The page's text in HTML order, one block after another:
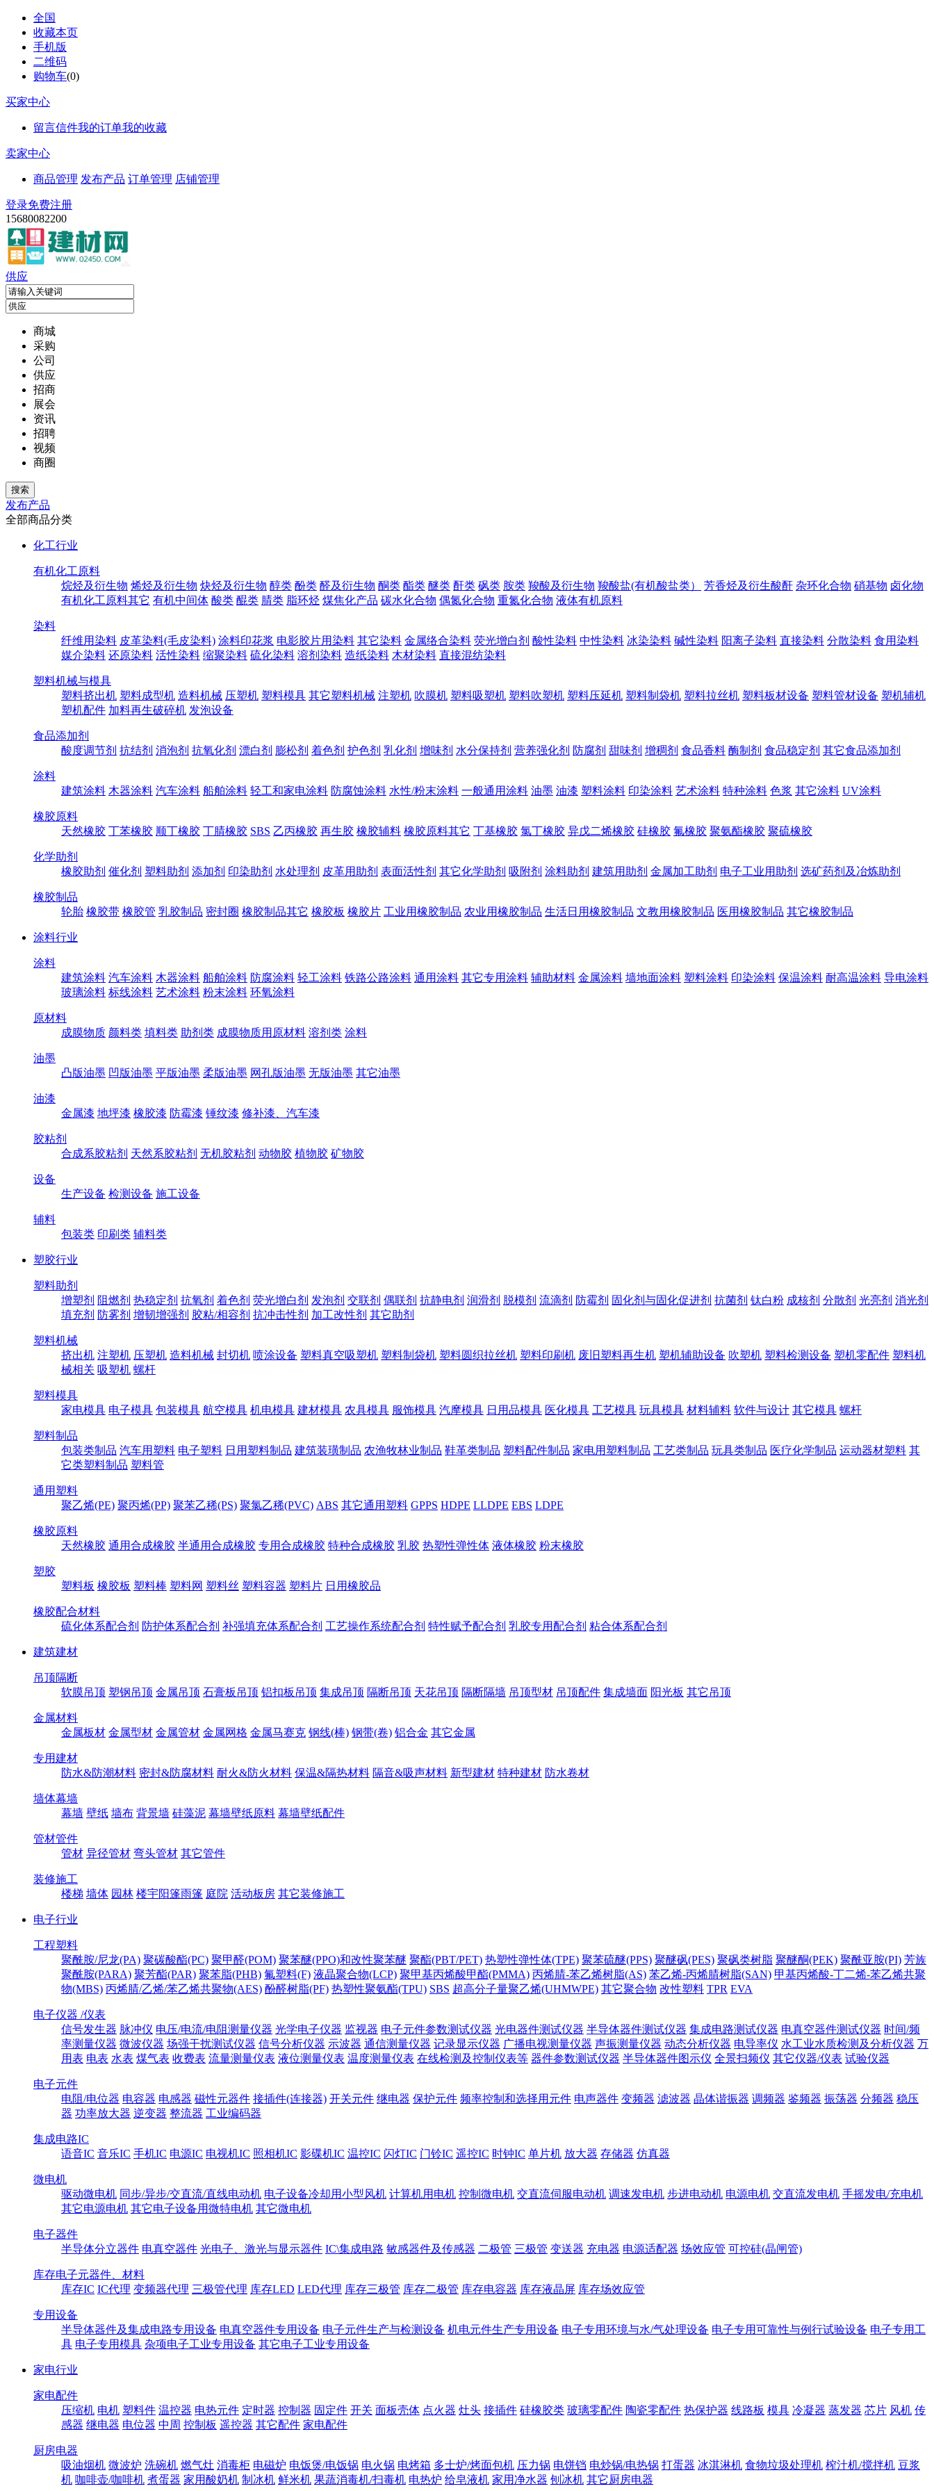
全国
收藏本页
手机版
二维码
购物车(0)
买家中心
留言信件我的订单我的收藏
卖家中心
商品管理 发布产品 订单管理 店铺管理
登录免费注册
15680082200
供应
商城
采购
公司
供应
招商
展会
资讯
招聘
视频
商圈
发布产品
全部商品分类
化工行业
有机化工原料
烷烃及衍生物 烯烃及衍生物 炔烃及衍生物 醇类 酚类 醛及衍生物 酮类 酯类 醚类 酐类 砜类 胺类 羧酸及衍生物 羧酸盐(有机酸盐类） 芳香烃及衍生酸酐 杂环化合物 硝基物 卤化物
有机化工原料其它 有机中间体 酸类 醌类 腈类 脂环烃 煤焦化产品 碳水化合物 偶氮化合物 重氮化合物 液体有机原料
染料
纤维用染料 皮革染料(毛皮染料) 涂料印花浆 电影胶片用染料 其它染料 金属络合染料 荧光增白剂 酸性染料 中性染料 冰染染料 碱性染料 阳离子染料 直接染料 分散染料 食用染料
媒介染料 还原染料 活性染料 缩聚染料 硫化染料 溶剂染料 造纸染料 木材染料 直接混纺染料
塑料机械与模具
塑料挤出机 塑料成型机 造料机械 压塑机 塑料模具 其它塑料机械 注塑机 吹膜机 塑料吸塑机 塑料吹塑机 塑料压延机 塑料制袋机 塑料拉丝机 塑料板材设备 塑料管材设备 塑机辅机
塑机配件 加料再生破碎机 发泡设备
食品添加剂
酸度调节剂 抗结剂 消泡剂 抗氧化剂 漂白剂 膨松剂 着色剂 护色剂 乳化剂 增味剂 水分保持剂 营养强化剂 防腐剂 甜味剂 增稠剂 食品香料 酶制剂 食品稳定剂 其它食品添加剂
涂料
建筑涂料 木器涂料 汽车涂料 船舶涂料 轻工和家电涂料 防腐蚀涂料 水性/粉末涂料 一般通用涂料 油墨 油漆 塑料涂料 印染涂料 艺术涂料 特种涂料 色浆 其它涂料 UV涂料
橡胶原料
天然橡胶 丁苯橡胶 顺丁橡胶 丁腈橡胶 SBS 乙丙橡胶 再生胶 橡胶辅料 橡胶原料其它 丁基橡胶 氯丁橡胶 异戊二烯橡胶 硅橡胶 氟橡胶 聚氨酯橡胶 聚硫橡胶
化学助剂
橡胶助剂 催化剂 塑料助剂 添加剂 印染助剂 水处理剂 皮革用助剂 表面活性剂 其它化学助剂 吸附剂 涂料助剂 建筑用助剂 金属加工助剂 电子工业用助剂 选矿药剂及冶炼助剂
橡胶制品
轮胎 橡胶带 橡胶管 乳胶制品 密封圈 橡胶制品其它 橡胶板 橡胶片 工业用橡胶制品 农业用橡胶制品 生活日用橡胶制品 文教用橡胶制品 医用橡胶制品 其它橡胶制品
涂料行业
涂料
建筑涂料 汽车涂料 木器涂料 船舶涂料 防腐涂料 轻工涂料 铁路公路涂料 通用涂料 其它专用涂料 辅助材料 金属涂料 墙地面涂料 塑料涂料 印染涂料 保温涂料 耐高温涂料 导电涂料
玻璃涂料 标线涂料 艺术涂料 粉末涂料 环氧涂料
原材料
成膜物质 颜料类 填料类 助剂类 成膜物质用原材料 溶剂类 涂料
油墨
凸版油墨 凹版油墨 平版油墨 柔版油墨 网孔版油墨 无版油墨 其它油墨
油漆
金属漆 地坪漆 橡胶漆 防霉漆 锤纹漆 修补漆、汽车漆
胶粘剂
合成系胶粘剂 天然系胶粘剂 无机胶粘剂 动物胶 植物胶 矿物胶
设备
生产设备 检测设备 施工设备
辅料
包装类 印刷类 辅料类
塑胶行业
塑料助剂
增塑剂 阻燃剂 热稳定剂 抗氧剂 着色剂 荧光增白剂 发泡剂 交联剂 偶联剂 抗静电剂 润滑剂 脱模剂 流滴剂 防霉剂 固化剂与固化促进剂 抗菌剂 钛白粉 成核剂 分散剂 光亮剂 消光剂
填充剂 防雾剂 增韧增强剂 胶粘/相容剂 抗冲击性剂 加工改性剂 其它助剂
塑料机械
挤出机 注塑机 压塑机 造料机械 封切机 喷涂设备 塑料真空吸塑机 塑料制袋机 塑料圆织拉丝机 塑料印刷机 废旧塑料再生机 塑机辅助设备 吹塑机 塑料检测设备 塑机零配件 塑料机
械相关 吸塑机 螺杆
塑料模具
家电模具 电子模具 包装模具 航空模具 机电模具 建材模具 农具模具 服饰模具 汽摩模具 日用品模具 医化模具 工艺模具 玩具模具 材料辅料 软件与设计 其它模具 螺杆
塑料制品
包装类制品 汽车用塑料 电子塑料 日用塑料制品 建筑装璜制品 农渔牧林业制品 鞋革类制品 塑料配件制品 家电用塑料制品 工艺类制品 玩具类制品 医疗化学制品 运动器材塑料 其
它类塑料制品 塑料管
通用塑料
聚乙烯(PE) 聚丙烯(PP) 聚苯乙稀(PS) 聚氯乙稀(PVC) ABS 其它通用塑料 GPPS HDPE LLDPE EBS LDPE
橡胶原料
天然橡胶 通用合成橡胶 半通用合成橡胶 专用合成橡胶 特种合成橡胶 乳胶 热塑性弹性体 液体橡胶 粉末橡胶
塑胶
塑料板 橡胶板 塑料棒 塑料网 塑料丝 塑料容器 塑料片 日用橡胶品
橡胶配合材料
硫化体系配合剂 防护体系配合剂 补强填充体系配合剂 工艺操作系统配合剂 特性赋予配合剂 乳胶专用配合剂 粘合体系配合剂
建筑建材
吊顶隔断
软膜吊顶 塑钢吊顶 金属吊顶 石膏板吊顶 铝扣板吊顶 集成吊顶 隔断吊顶 天花吊顶 隔断隔墙 吊顶型材 吊顶配件 集成墙面 阳光板 其它吊顶
金属材料
金属板材 金属型材 金属管材 金属网格 金属马赛克 钢线(棒) 钢带(卷) 铝合金 其它金属
专用建材
防水&防潮材料 密封&防腐材料 耐火&防火材料 保温&隔热材料 隔音&吸声材料 新型建材 特种建材 防水卷材
墙体幕墙
幕墙 壁纸 墙布 背景墙 硅藻泥 幕墙壁纸原料 幕墙壁纸配件
管材管件
管材 异径管材 弯头管材 其它管件
装修施工
楼梯 墙体 园林 楼宇阳篷雨篷 庭院 活动板房 其它装修施工
电子行业
工程塑料
聚酰胺/尼龙(PA) 聚碳酸酯(PC) 聚甲醛(POM) 聚苯醚(PPO)和改性聚苯醚 聚酯(PBT/PET) 热塑性弹性体(TPE) 聚苯硫醚(PPS) 聚醚砜(PES) 聚砜类树脂 聚醚酮(PEK) 聚酰亚胺(PI) 芳族
聚酰胺(PARA) 聚芳酯(PAR) 聚苯脂(PHB) 氟塑料(F) 液晶聚合物(LCP) 聚甲基丙烯酸甲酯(PMMA) 丙烯腈-苯乙烯树脂(AS) 苯乙烯-丙烯腈树脂(SAN) 甲基丙烯酸-丁二烯-苯乙烯共聚
物(MBS) 丙烯腈/乙烯/苯乙烯共聚物(AES) 酚醛树脂(PF) 热塑性聚氨酯(TPU) SBS 超高分子量聚乙烯(UHMWPE) 其它聚合物 改性塑料 TPR EVA
电子仪器 /仪表
信号发生器 脉冲仪 电压/电流/电阻测量仪器 光学电子仪器 监视器 电子元件参数测试仪器 光电器件测试仪器 半导体器件测试仪器 集成电路测试仪器 电真空器件测试仪器 时间/频
率测量仪器 微波仪器 场强干扰测试仪器 信号分析仪器 示波器 通信测量仪器 记录显示仪器 广播电视测量仪器 声振测量仪器 动态分析仪器 电导率仪 水工业水质检测及分析仪器 万
用表 电表 水表 煤气表 收费表 流量测量仪表 液位测量仪表 温度测量仪表 在线检测及控制仪表等 器件参数测试仪器 半导体器件图示仪 全景扫频仪 其它仪器/仪表 试验仪器
电子元件
电阻/电位器 电容器 电感器 磁性元器件 接插件(连接器) 开关元件 继电器 保护元件 频率控制和选择用元件 电声器件 变频器 滤波器 晶体谐振器 调频器 鉴频器 振荡器 分频器 稳压
器 功率放大器 逆变器 整流器 工业编码器
集成电路IC
语音IC 音乐IC 手机IC 电源IC 电视机IC 照相机IC 影碟机IC 温控IC 闪灯IC 门铃IC 遥控IC 时钟IC 单片机 放大器 存储器 仿真器
微电机
驱动微电机 同步/异步/交直流/直线电动机 电子设备冷却用小型风机 计算机用电机 控制微电机 交直流伺服电动机 调速发电机 步进电动机 电源电机 交直流发电机 手摇发电/充电机
其它电源电机 其它电子设备用微特电机 其它微电机
电子器件
半导体分立器件 电真空器件 光电子、激光与显示器件 IC\集成电路 敏感器件及传感器 二极管 三极管 变送器 充电器 电源适配器 场效应管 可控硅(晶闸管)
库存电子元器件、材料
库存IC IC代理 变频器代理 三极管代理 库存LED LED代理 库存三极管 库存二极管 库存电容器 库存液晶屏 库存场效应管
专用设备
半导体器件及集成电路专用设备 电真空器件专用设备 电子元件生产与检测设备 机电元件生产专用设备 电子专用环境与水/气处理设备 电子专用可靠性与例行试验设备 电子专用工
具 电子专用模具 杂项电子工业专用设备 其它电子工业专用设备
家电行业
家电配件
压缩机 电机 塑料件 温控器 电热元件 定时器 控制器 固定件 开关 面板壳体 点火器 灶头 接插件 硅橡胶类 玻璃零配件 陶瓷零配件 热保护器 线路板 模具 冷凝器 蒸发器 芯片 风机 传
感器 继电器 电位器 中周 控制板 遥控器 其它配件 家电配件
厨房电器
吸油烟机 微波炉 洗碗机 燃气灶 消毒柜 电磁炉 电饭煲/电饭锅 电火锅 电烤箱 多士炉/烤面包机 压力锅 电饼铛 电炒锅/电热锅 打蛋器 冰淇淋机 食物垃圾处理机 榨汁机/搅拌机 豆浆
机 咖啡壶/咖啡机 煮蛋器 家用酸奶机 制冰机 鲜米机 果蔬消毒机/扫毒机 电热炉 给皂液机 家用净水器 刨冰机 其它厨房电器